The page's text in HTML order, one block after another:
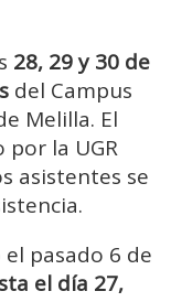
28, 29 y 30 de
del Campus
Melilla. El
la UGR
asistentes se
pasado 6 de
el día 27,